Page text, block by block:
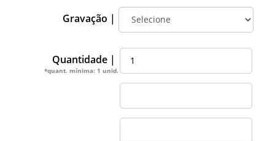
Gravação |
Quantidade |
*quant. mínima: 1 unid.